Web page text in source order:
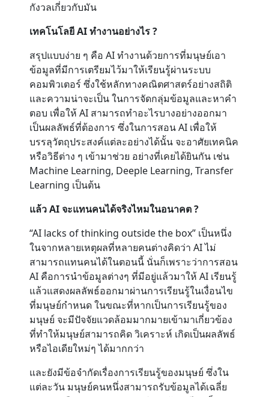
กังวลเกี่ยวกับมัน
เทคโนโลยี AI ทำงานอย่างไร ?
สรุปแบบง่าย ๆ คือ AI ทำงานด้วยการที่มนุษย์เอา
ข้อมูลที่มีการเตรียมไว้มาให้เรียนรู้ผ่านระบบ
คอมพิวเตอร์ ซึ่งใช้หลักทางคณิตศาสตร์อย่างสถิติ
และความน่าจะเป็น ในการจัดกลุ่มข้อมูลและหาคำ
ตอบ เพื่อให้ AI สามารถทำอะไรบางอย่างออกมา
เป็นผลลัพธ์ที่ต้องการ ซึ่งในการสอน AI เพื่อให้
บรรลุวัตถุประสงค์แต่ละอย่างได้นั้น จะอาศัยเทคนิค
หรือวิธีต่าง ๆ เข้ามาช่วย อย่างที่เคยได้ยินกัน เช่น
Machine Learning, Deeple Learning, Transfer
Learning เป็นต้น
แล้ว AI จะแทนคนได้จริงไหมในอนาคต ?
“AI lacks of thinking outside the box” เป็นหนึ่ง
ในจากหลายเหตุผลที่หลายคนต่างคิดว่า AI ไม่
สามารถแทนคนได้ในตอนนี้ นั่นก็เพราะว่าการสอน
AI คือการนำข้อมูลต่างๆ ที่มีอยู่แล้วมาให้ AI เรียนรู้
แล้วแสดงผลลัพธ์ออกมาผ่านการเรียนรู้ในเงื่อนไข
ที่มนุษย์กำหนด ในขณะที่หากเป็นการเรียนรู้ของ
มนุษย์ จะมีปัจจัยแวดล้อมมากมายเข้ามาเกี่ยวข้อง
ที่ทำให้มนุษย์สามารถคิด วิเคราะห์ เกิดเป็นผลลัพธ์
หรือไอเดียใหม่ๆ ได้มากกว่า
และยังมีข้อจำกัดเรื่องการเรียนรู้ของมนุษย์ ซึ่งใน
แต่ละวัน มนุษย์คนหนึ่งสามารถรับข้อมูลได้เฉลี่ย